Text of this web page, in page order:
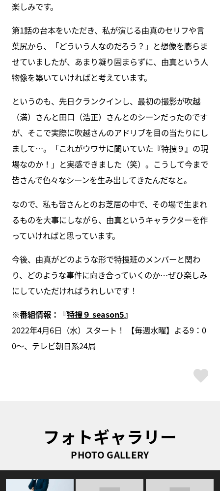
楽しみです。
第1話の台本をいただき、私が演じる由真のセリフや言
葉尻から、「どういう人なのだろう？」と想像を膨らま
せていましたが、あまり凝り固まらずに、由真という人
物像を築いていければと考えています。
というのも、先日クランクインし、最初の撮影が吹越
（満）さんと田口（浩正）さんとのシーンだったのです
が、そこで実際に吹越さんのアドリブを目の当たりにし
まして…。「これがウワサに聞いていた『特捜９』の現
場なのか！」と実感できました（笑）。こうして今まで
皆さんで色々なシーンを生み出してきたんだなと。
なので、私も皆さんとのお芝居の中で、その場で生まれ
るものを大事にしながら、由真というキャラクターを作
っていければと思っています。
今後、由真がどのような形で特捜班のメンバーと関わ
り、どのような事件に向き合っていくのか…ぜひ楽しみ
にしていただければうれしいです！
※番組情報：『特捜９ season5』
2022年4月6日（水）スタート！ 【毎週水曜】よる9：0
0～、テレビ朝日系24局
フォトギャラリー
PHOTO GALLERY